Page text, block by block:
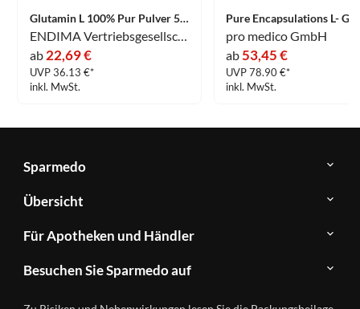
Glutamin L 100% Pur Pulver 500 g
ENDIMA Vertriebsgesellschaft mbH
ab22,69 €
UVP 36.13 €*
inkl. MwSt.
pro medico GmbH
ab53,45 €
UVP 78.90 €*
inkl. MwSt.
Sparmedo
Über
Sparmedo
FAQ
Kontakt
Datenschutz
Übersicht
Herstellerverzeichnis
Produkte
A-
Für Apotheken und Händler
&
Besuchen Sie Sparmedo auf